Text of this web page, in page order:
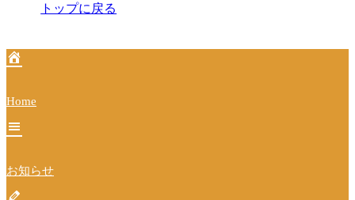
シ
トップに戻る
Home
お知らせ